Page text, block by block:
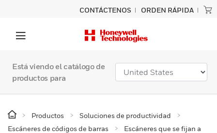
CONTÁCTENOS ORDEN RÁPIDA
Está viendo el catálogo de
productos para
Productos
Soluciones de productividad
Escáneres de códigos de barras
Escáneres que se fijan a